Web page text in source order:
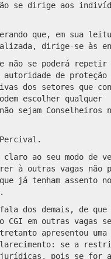
se dirige aos
que, em sua
, dirige-se às
não se poderá repetir
autoridade de proteção
dos setores que
escolher qualquer
sejam Conselheiros
Percival.
claro ao seu modo de
à outras vagas não
já tenham assento
dos demais, de que
CGI em outras vagas
apresentou uma
se a
pois se for